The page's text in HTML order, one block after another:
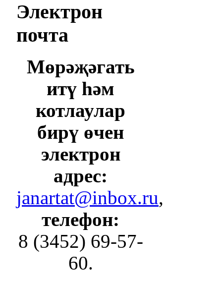
Электрон
почта
Мөрәҗәгать
итү һәм
котлаулар
бирү өчен
электрон
адрес:
janartat@inbox.ru,
телефон:
8 (3452) 69-57-
60.